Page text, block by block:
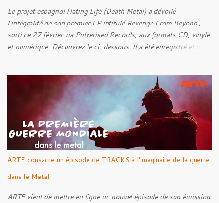
Le projet espagnol Hating Life (Death Metal) a dévoilé
l'intégralité de son premier EP intitulé Revenge From Beyond ,
sorti ce 27 février via Pulverised Records, aux formats CD, vinyle
et numérique. Découvrez le ci-dessous. Il a été enregistré et mixé
Rebellion Against The Vile 05. Revenge From Beyond 06. The
Sense Of Fear
ARTE consacre un épisode de TRACKS à l'imaginaire de la guerre
dans le Metal
ARTE vient de mettre en ligne un nouvel épisode de son émission